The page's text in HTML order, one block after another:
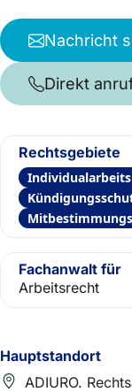
Hauptstandort
ADIURO.
Nachricht
Direkt
Rechtsgebiete
Fachanwalt für
Arbeitsrecht